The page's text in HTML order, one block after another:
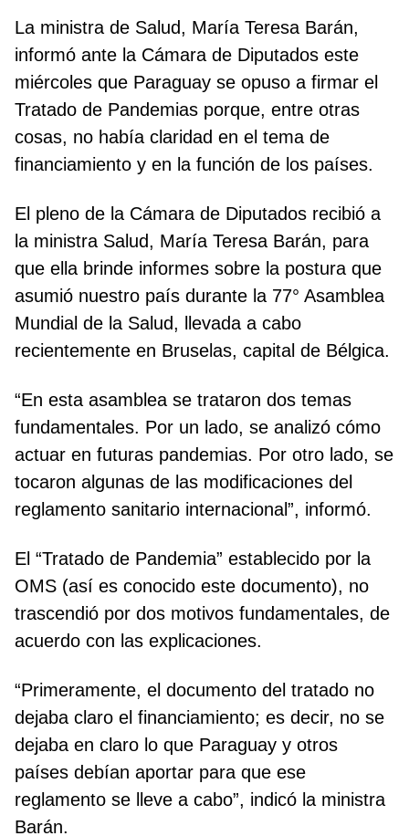
La ministra de Salud, María Teresa Barán,
informó ante la Cámara de Diputados este
miércoles que Paraguay se opuso a firmar el
Tratado de Pandemias porque, entre otras
cosas, no había claridad en el tema de
financiamiento y en la función de los países.
El pleno de la Cámara de Diputados recibió a
la ministra Salud, María Teresa Barán, para
que ella brinde informes sobre la postura que
asumió nuestro país durante la 77° Asamblea
Mundial de la Salud, llevada a cabo
recientemente en Bruselas, capital de Bélgica.
“En esta asamblea se trataron dos temas
fundamentales. Por un lado, se analizó cómo
actuar en futuras pandemias. Por otro lado, se
tocaron algunas de las modificaciones del
reglamento sanitario internacional”, informó.
El “Tratado de Pandemia” establecido por la
OMS (así es conocido este documento), no
trascendió por dos motivos fundamentales, de
acuerdo con las explicaciones.
“Primeramente, el documento del tratado no
dejaba claro el financiamiento; es decir, no se
dejaba en claro lo que Paraguay y otros
países debían aportar para que ese
reglamento se lleve a cabo”, indicó la ministra
Barán.